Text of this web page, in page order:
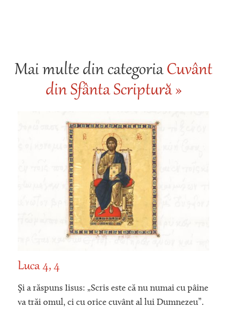
Mai multe din categoriaCuvânt
din Sfânta Scriptură »
Luca 4, 4
Şi a răspuns Iisus: „Scris este că nu numai cu pâine
va trăi omul, ci cu orice cuvânt al lui Dumnezeu”.